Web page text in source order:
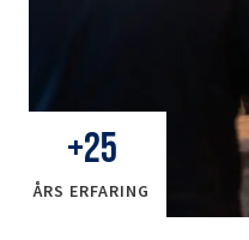
ÅRS ERFARING
+25